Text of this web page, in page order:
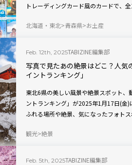
トレーディングカード風のカードで、
します。
北海道・東北 青森県 お土産
Feb. 12th, 2025TABIZINE編集部
写真で見たあの絶景はどこ？人
イントランキング」
東北6県の美しい風景や絶景スポット
ントランキング」が2025年1月17日(金
ふれる場所や絶景、気になったフォト
観光 絶景
Feb. 5th, 2025TABIZINE編集部